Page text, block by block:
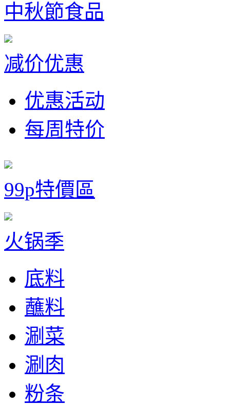
中秋節食品
减价优惠
优惠活动
每周特价
99p特價區
火锅季
底料
蘸料
涮菜
涮肉
粉条